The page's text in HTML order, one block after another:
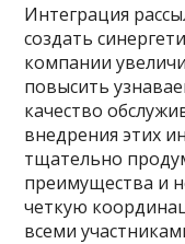
Интеграция
создать
компании
повысить
качество
внедрения этих
тщательно
преимущества и
четкую
всеми